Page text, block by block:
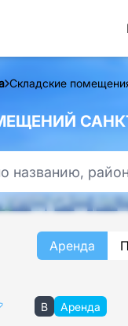
Складские
Аренда
B Аренда